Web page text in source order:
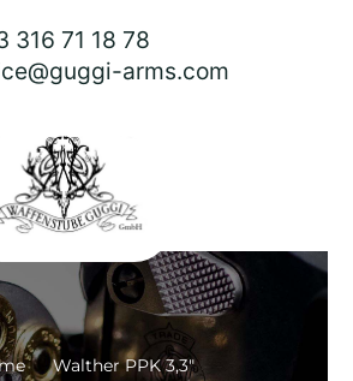
316 71 18 78
arms.com
Walther PPK 3,3″